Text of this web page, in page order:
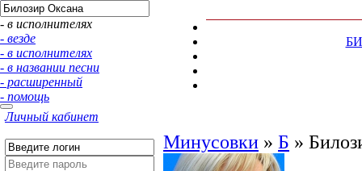
- в исполнителях
- везде
- в исполнителях
- в названии песни
- расширенный
- помощь
Личный кабинет
Минусовки » Б »